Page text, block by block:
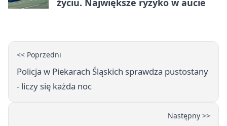
życiu. Największe ryzyko w aucie
<< Poprzedni
Policja w Piekarach Śląskich sprawdza pustostany
- liczy się każda noc
Następny >>